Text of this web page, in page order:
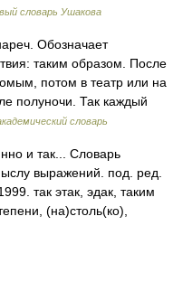
словарь Ушакова
Обозначает
таким образом. После
потом в театр или на
полуночи. Так каждый
словарь
и так... Словарь
выражений. под. ред.
так этак, эдак, таким
(на)столь(ко),